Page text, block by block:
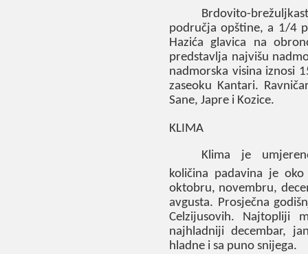
Brdovito-
područja opštine, a 1/4
Hazića glavica na
predstavlja najvišu
nadmorska visina iznosi
zaseoku Kantari.
Sane, Japre i Kozice.
KLIMA
Klima je
količina padavina je
oktobru, novembru,
avgusta. Prosječna
Celzijusovih. Najtopliji
najhladniji decembar,
hladne i sa puno snijega.